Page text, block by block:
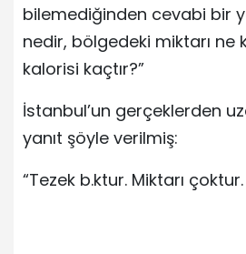
bilemediğinden cevabi bir
nedir, bölgedeki miktarı ne
kalorisi kaçtır?”
İstanbul’un gerçeklerden
yanıt şöyle verilmiş:
“Tezek b.ktur. Miktarı